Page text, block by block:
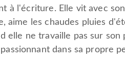
à l'écriture. Elle vit avec
aime les chaudes pluies
elle ne travaille pas sur
dans sa propre